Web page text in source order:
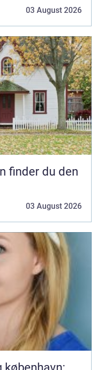
03 August 2026
finder du den
03 August 2026